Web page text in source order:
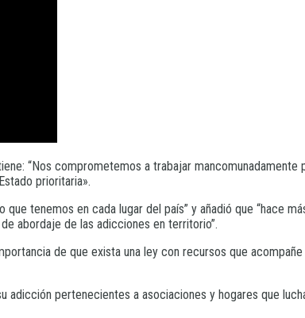
“Nos comprometemos a trabajar
prioritaria».
tenemos en cada lugar del país” y añadió que “hace
abordaje de las adicciones en territorio”.
de que exista una ley con recursos que
pertenecientes a asociaciones y hogares que